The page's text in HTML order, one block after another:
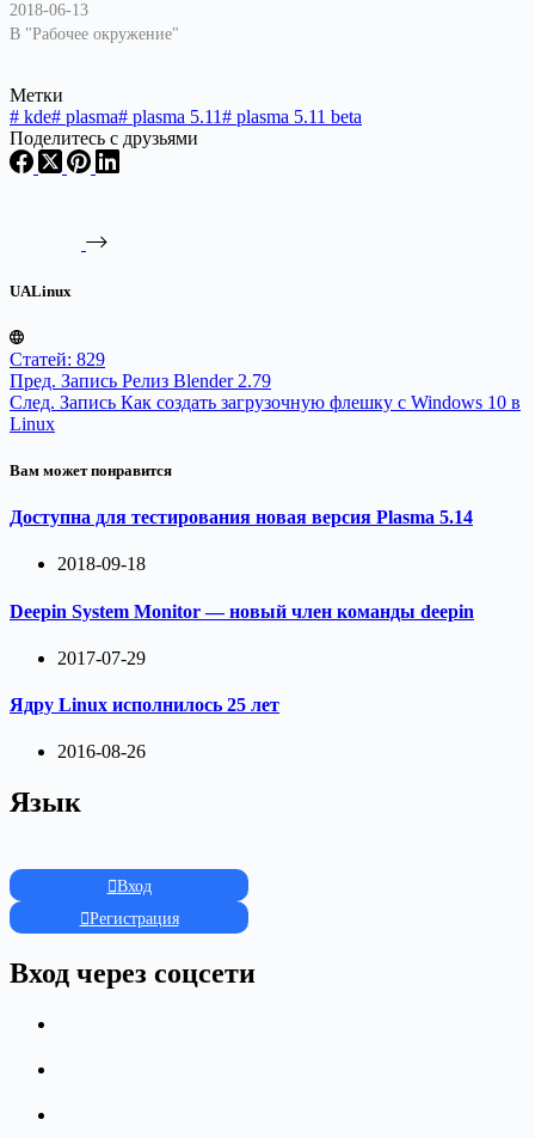
2018-06-13
В "Рабочее окружение"
Метки
# kde# plasma# plasma 5.11# plasma 5.11 beta
Поделитесь с друзьями
UALinux
Статей: 829
Пред. Запись Релиз Blender 2.79
След. Запись Как создать загрузочную флешку с Windows 10 в
Linux
Вам может понравится
Доступна для тестирования новая версия Plasma 5.14
2018-09-18
Deepin System Monitor — новый член команды deepin
2017-07-29
Ядру Linux исполнилось 25 лет
2016-08-26
Язык
Вход
Регистрация
Вход через соцсети